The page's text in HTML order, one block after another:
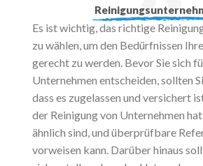
Es ist wichtig, das richtige
zu wählen, um den Bedürfnissen
gerecht zu werden. Bevor Sie sich
Unternehmen entscheiden, sollten
dass es zugelassen und versichert
der Reinigung von Unternehmen
ähnlich sind, und überprüfbare
vorweisen kann. Darüber hinaus